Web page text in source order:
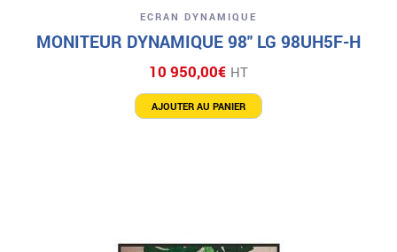
ECRAN DYNAMIQUE
MONITEUR DYNAMIQUE 98″ LG 98UH5F-H
10 950,00€ HT
AJOUTER AU PANIER